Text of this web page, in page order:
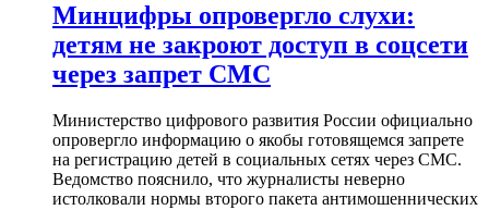
Минцифры опровергло слухи:
детям не закроют доступ в соцсети
через запрет СМС
Министерство цифрового развития России официально
опровергло информацию о якобы готовящемся запрете
на регистрацию детей в социальных сетях через СМС.
Ведомство пояснило, что журналисты неверно
истолковали нормы второго пакета антимошеннических